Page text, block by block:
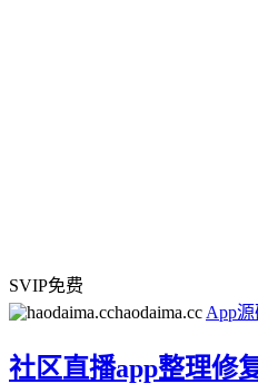
SVIP免费
haodaima.cc App源
社区直播app整理修